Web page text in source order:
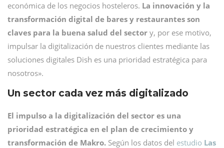
económica de los negocios hosteleros. La innovación y la
transformación digital de bares y restaurantes son
claves para la buena salud del sector y, por ese motivo,
impulsar la digitalización de nuestros clientes mediante las
soluciones digitales Dish es una prioridad estratégica para
nosotros».
Un sector cada vez más digitalizado
El impulso a la digitalización del sector es una
prioridad estratégica en el plan de crecimiento y
transformación de Makro. Según los datos del estudio Las